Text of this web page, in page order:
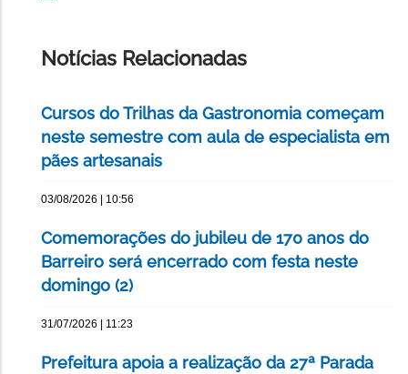
Notícias Relacionadas
Cursos do Trilhas da Gastronomia começam
neste semestre com aula de especialista em
pães artesanais
03/08/2026 | 10:56
Comemorações do jubileu de 170 anos do
Barreiro será encerrado com festa neste
domingo (2)
31/07/2026 | 11:23
Prefeitura apoia a realização da 27ª Parada